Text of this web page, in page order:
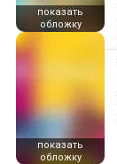
показать
обложку
показать
обложку